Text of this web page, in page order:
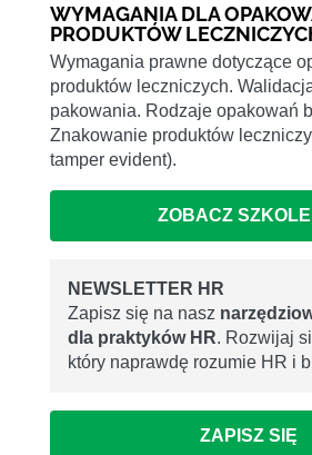
WYMAGANIA DLA
PRODUKTÓW
Wymagania prawne dotyczące
produktów leczniczych.
pakowania. Rodzaje opakowań
Znakowanie produktów
tamper evident).
ZOBACZ
NEWSLETTER HR
Zapisz się na nasz
dla praktyków HR. Rozwijaj
który naprawdę rozumie HR i
ZAPISZ SIĘ